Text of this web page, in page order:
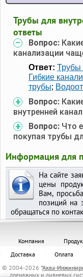
Трубы для
ответы
Вопрос:
канализации
Ответ: Трубы
Гибкие
трубы;
Вопрос:
внутренней
Вопрос: Что
покупая трубы
Информация для
На сайте
цены
Вам,
позиций на
обращаться по
Компания
Доставка
Оплата
© 2004-2026 "Аква-
дренажных и ливневых